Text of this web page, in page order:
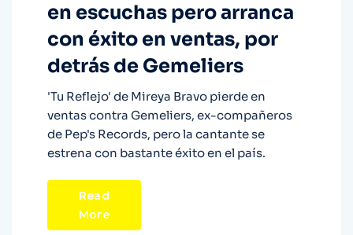
en escuchas pero arranca
con éxito en ventas, por
detrás de Gemeliers
'Tu Reflejo' de Mireya Bravo pierde en
ventas contra Gemeliers, ex-compañeros
de Pep's Records, pero la cantante se
estrena con bastante éxito en el país.
Read
More